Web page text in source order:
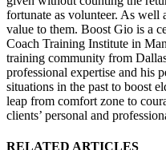
fortunate as volunteer. As well
value to them. Boost Gio is a
Coach Training Institute in
training community from
professional expertise and his
situations in the past to boost
leap from comfort zone to
clients’ personal and
RELATED ARTICLES